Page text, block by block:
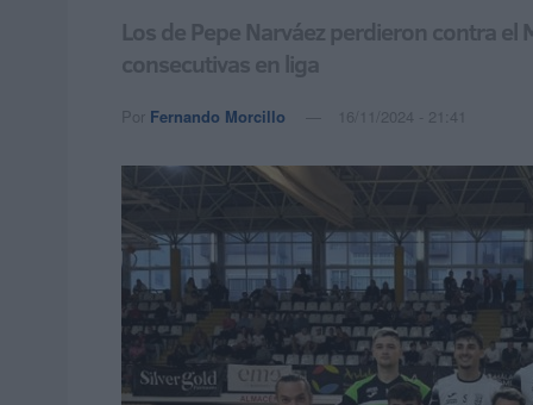
Los de Pepe Narváez perdieron contra
consecutivas en liga
Por Fernando Morcillo 16/11/2024 - 21:41